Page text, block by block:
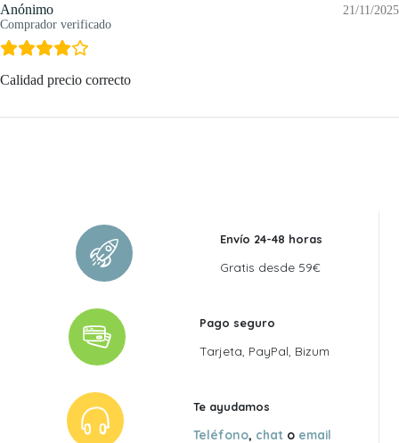
Anónimo
Comprador verificado
21/11/2025
Calidad precio correcto
Envío 24-48 horas
Gratis desde 59€
Pago seguro
Tarjeta, PayPal, Bizum
Te ayudamos
Teléfono, chat o email